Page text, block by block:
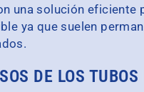
una solución eficiente
ya que suelen
DE LOS